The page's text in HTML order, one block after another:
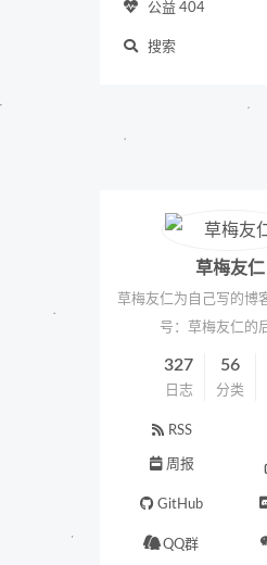
公益 404
搜索
草梅友仁
草梅友仁为自己写的博
号：草梅友仁的
327
日志
56
分类
RSS
周报
GitHub
QQ群